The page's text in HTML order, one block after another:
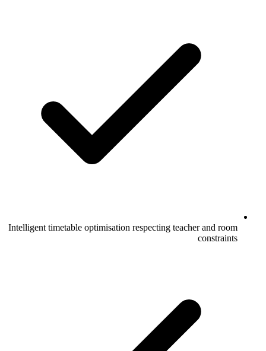
Intelligent timetable optimisation respecting teacher and room
constraints